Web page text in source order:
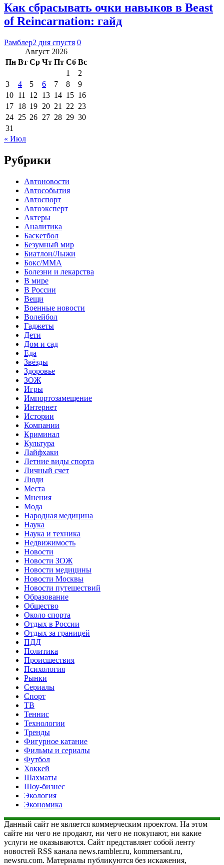
Как сбрасывать очки навыков в Beast
of Reincarnation: гайд
Рамблер2 дня спустя 0
Август 2026
Пн Вт Ср Чт Пт Сб Вс
1
2
3
4 5 6 7 8
9
10 11 12 13 14 15 16
17 18 19 20 21 22 23
24 25 26 27 28 29 30
31
« Июл
Рубрики
Автоновости
Автособытия
Автоспорт
Автоэксперт
Актеры
Аналитика
Баскетбол
Безумный мир
Биатлон/Лыжи
Бокс/MMA
Болезни и лекарства
В мире
В России
Вещи
Военные новости
Волейбол
Гаджеты
Дети
Дом и сад
Еда
Звёзды
Здоровье
ЗОЖ
Игры
Импортозамещение
Интернет
Истории
Компании
Криминал
Культура
Лайфхаки
Летние виды спорта
Личный счет
Люди
Места
Мнения
Мода
Народная медицина
Наука
Наука и техника
Недвижимость
Новости
Новости ЗОЖ
Новости медицины
Новости Москвы
Новости путешествий
Образование
Общество
Около спорта
Отдых в России
Отдых за границей
ПДД
Политика
Происшествия
Психология
Рынки
Сериалы
Спорт
ТВ
Теннис
Технологии
Тренды
Фигурное катание
Фильмы и сериалы
Футбол
Хоккей
Шахматы
Шоу-бизнес
Экология
Экономика
Данный сайт не является коммерческим проектом. На этом
сайте ни чего не продают, ни чего не покупают, ни какие
услуги не оказываются. Сайт представляет собой ленту
новостей RSS канала news.rambler.ru, kommersant.ru,
newsru.com. Материалы публикуются без искажения,